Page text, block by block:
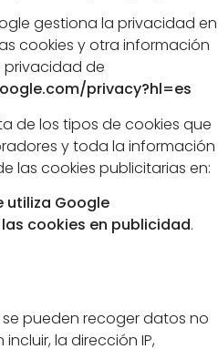
gestiona la privacidad en
cookies y otra información
privacidad de
privacy?hl=es
de los tipos de cookies que
y toda la información
las cookies publicitarias en:
utiliza Google
cookies en publicidad.
pueden recoger datos no
la dirección IP,